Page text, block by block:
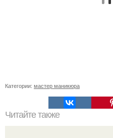
Категории: мастер маникюра
Читайте также